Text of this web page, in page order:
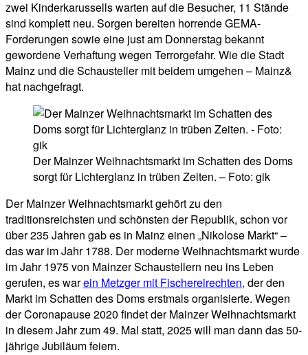
zwei Kinderkarussells warten auf die Besucher, 11 Stände
sind komplett neu. Sorgen bereiten horrende GEMA-
Forderungen sowie eine just am Donnerstag bekannt
gewordene Verhaftung wegen Terrorgefahr. Wie die Stadt
Mainz und die Schausteller mit beidem umgehen – Mainz&
hat nachgefragt.
Der Mainzer Weihnachtsmarkt im Schatten des Doms
sorgt für Lichterglanz in trüben Zeiten. – Foto: gik
Der Mainzer Weihnachtsmarkt gehört zu den
traditionsreichsten und schönsten der Republik, schon vor
über 235 Jahren gab es in Mainz einen „Nikolose Markt“ –
das war im Jahr 1788. Der moderne Weihnachtsmarkt wurde
im Jahr 1975 von Mainzer Schaustellern neu ins Leben
gerufen, es warein Metzger mit Fischereirechten, der den
Markt im Schatten des Doms erstmals organisierte. Wegen
der Coronapause 2020 findet der Mainzer Weihnachtsmarkt
in diesem Jahr zum 49. Mal statt, 2025 will man dann das 50-
jährige Jubiläum feiern.